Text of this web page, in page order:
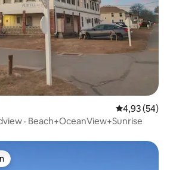
Gemiddelde
4,93 (54)
· Beach+OceanView+Sunrise